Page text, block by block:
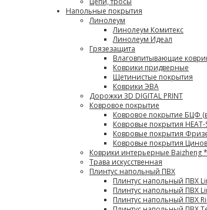
Напольные покрытия
Линолеум
Линолеум Комитекс
Линолеум Идеал
Грязезащита
Влаговпитывающие
Коврики придверные
Щетинистые покрытия
Коврики ЭВА
Дорожки 3D DIGITAL PRINT
Ковровое покрытие
Ковровое покрытие БЦФ
Ковровые покрытия HEAT-
Ковровые покрытия
Ковровые покрытия
Коврики интерьерные Baizheng *
Трава искусственная
Плинтус напольный ПВХ
Плинтус напольный ПВХ
Плинтус напольный ПВХ
Плинтус напольный ПВХ